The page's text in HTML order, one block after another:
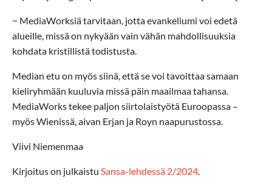
− MediaWorksiä tarvitaan, jotta evankeliumi voi edetä
alueille, missä on nykyään vain vähän mahdollisuuksia
kohdata kristillistä todistusta.
Median etu on myös siinä, että se voi tavoittaa samaan
kieliryhmään kuuluvia missä päin maailmaa tahansa.
MediaWorks tekee paljon siirtolaistyötä Euroopassa –
myös Wienissä, aivan Erjan ja Royn naapurustossa.
Viivi Niemenmaa
Kirjoitus on julkaistu Sansa-lehdessä 2/2024.